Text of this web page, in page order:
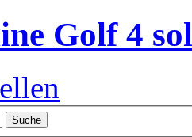
Golf 4